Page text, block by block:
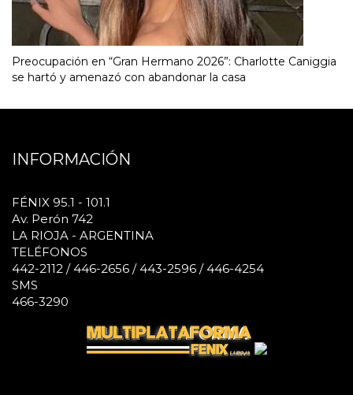
Preocupación en “Gran Hermano 2026”: Charlotte Caniggia
se hartó y amenazó con abandonar la casa
INFORMACIÓN
FÉNIX 95.1 - 101.1
Av. Perón 742
LA RIOJA - ARGENTINA
TELÉFONOS
442-2112 / 446-2656 / 443-2596 / 446-4254
SMS
466-3290